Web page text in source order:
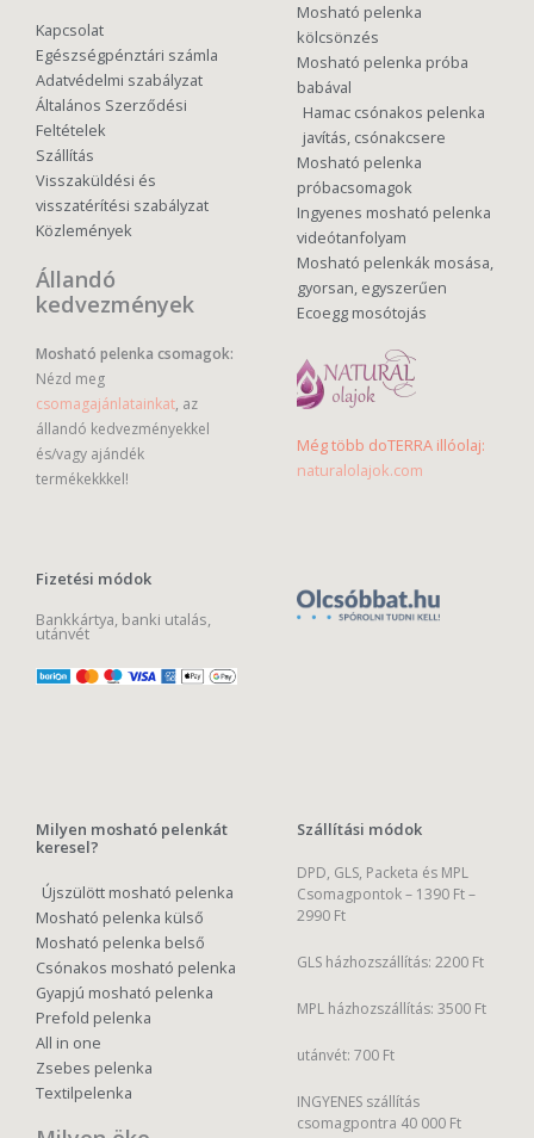
Kapcsolat
Egészségpénztári számla
Adatvédelmi szabályzat
Általános Szerződési
Feltételek
Szállítás
Visszaküldési és
visszatérítési szabályzat
Közlemények
Állandó
kedvezmények
Mosható pelenka csomagok:
Nézd meg
csomagajánlatainkat, az
állandó kedvezményekkel
és/vagy ajándék
termékekkkel!
Fizetési módok
Bankkártya, banki utalás,
utánvét
Mosható pelenka
kölcsönzés
Mosható pelenka próba
babával
Hamac csónakos pelenka
javítás, csónakcsere
Mosható pelenka
próbacsomagok
Ingyenes mosható pelenka
videótanfolyam
Mosható pelenkák mosása,
gyorsan, egyszerűen
Ecoegg mosótojás
Még több doTERRA illóolaj:
naturalolajok.com
Milyen mosható pelenkát
keresel?
Újszülött mosható pelenka
Mosható pelenka külső
Mosható pelenka belső
Csónakos mosható pelenka
Gyapjú mosható pelenka
Prefold pelenka
All in one
Zsebes pelenka
Textilpelenka
Szállítási módok
DPD, GLS, Packeta és MPL
Csomagpontok – 1390 Ft –
2990 Ft
GLS házhozszállítás: 2200 Ft
MPL házhozszállítás: 3500 Ft
utánvét: 700 Ft
INGYENES szállítás
csomagpontra 40 000 Ft